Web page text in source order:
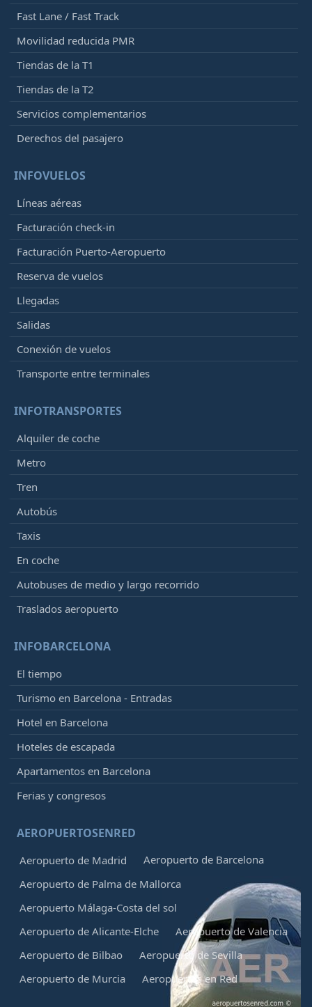
Fast Lane / Fast Track
Movilidad reducida PMR
Tiendas de la T1
Tiendas de la T2
Servicios complementarios
Derechos del pasajero
INFOVUELOS
Líneas aéreas
Facturación check-in
Facturación Puerto-Aeropuerto
Reserva de vuelos
Llegadas
Salidas
Conexión de vuelos
Transporte entre terminales
INFOTRANSPORTES
Alquiler de coche
Metro
Tren
Autobús
Taxis
En coche
Autobuses de medio y largo recorrido
Traslados aeropuerto
INFOBARCELONA
El tiempo
Turismo en Barcelona - Entradas
Hotel en Barcelona
Hoteles de escapada
Apartamentos en Barcelona
Ferias y congresos
AEROPUERTOSENRED
Aeropuerto de Madrid
Aeropuerto de Barcelona
Aeropuerto de Palma de Mallorca
Aeropuerto Málaga-Costa del sol
Aeropuerto de Alicante-Elche
Aeropuerto de Valencia
Aeropuerto de Bilbao
Aeropuerto de Sevilla
Aeropuerto de Murcia
Aeropuertos en Red